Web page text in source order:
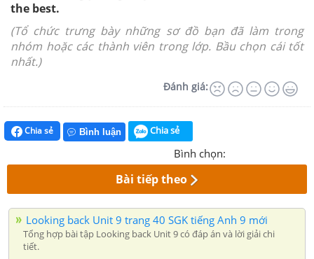
the best.
(Tổ chức trưng bày những sơ đồ bạn đã làm trong
nhóm hoặc các thành viên trong lớp. Bầu chọn cái tốt
nhất.)
Đánh giá:
Chia sẻ Bình luận Chia sẻ
Bình chọn:
Bài tiếp theo
Looking back Unit 9 trang 40 SGK tiếng Anh 9 mới
Tổng hợp bài tập Looking back Unit 9 có đáp án và lời giải chi
tiết.